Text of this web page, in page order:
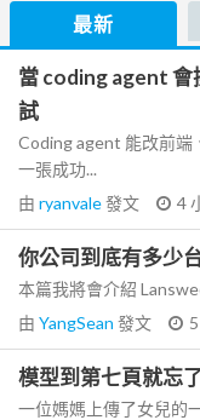
最新
當 coding agent 會
試
Coding agent 能改前端
一張成功...
由 ryanvale發文 4
你公司到底有多少
本篇我將會介紹
由 YangSean 發文
模型到第七頁就忘
一位媽媽上傳了女兒的